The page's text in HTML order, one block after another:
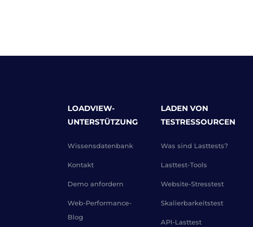
LOADVIEW-
UNTERSTÜTZUNG
Wissensdatenbank
Kontakt
Demo anfordern
Web-Performance-
Blog
LADEN VON
TESTRESSOURCEN
Was sind Lasttests?
Lasttest-Tools
Website-Stresstest
Skalierbarkeitstest
API-Lasttest